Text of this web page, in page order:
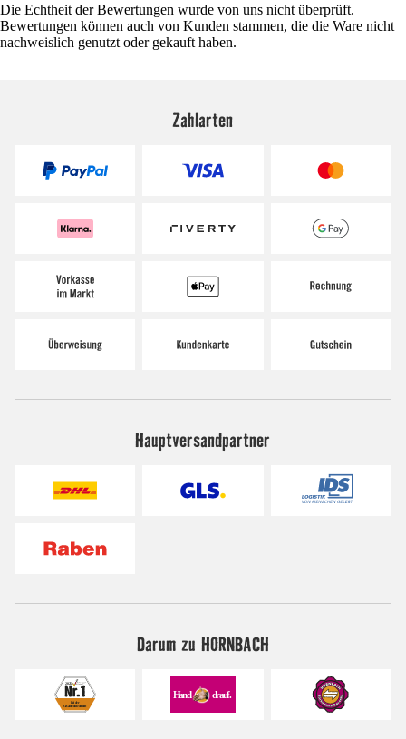
Die Echtheit der Bewertungen wurde von uns nicht überprüft.
Bewertungen können auch von Kunden stammen, die die Ware nicht
nachweislich genutzt oder gekauft haben.
Zahlarten
Hauptversandpartner
Darum zu HORNBACH